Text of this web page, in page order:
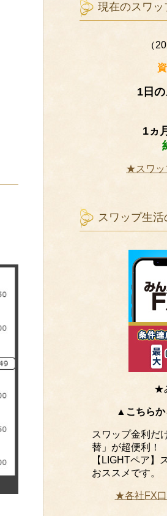
現在のスワッ
（
1日の
1ヵ
★スワッ
スワップ生活
★
▲こちら
スワップ金利だ
替」が超便利！
【LIGHTペア】
おススメです。
★各社FX